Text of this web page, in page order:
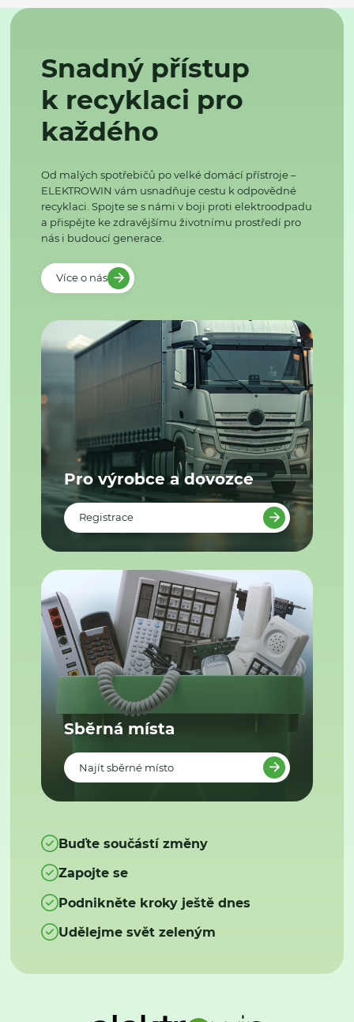
Snadný přístup
k recyklaci pro
každého
Od malých spotřebičů po velké domácí přístroje –
ELEKTROWIN vám usnadňuje cestu k odpovědné
recyklaci. Spojte se s námi v boji proti elektroodpadu
a přispějte ke zdravějšímu životnímu prostředí pro
nás i budoucí generace.
Více o nás
Pro výrobce a dovozce
Registrace
Sběrná místa
Najít sběrné místo
Buďte součástí změny
Zapojte se
Podnikněte kroky ještě dnes
Udělejme svět zeleným